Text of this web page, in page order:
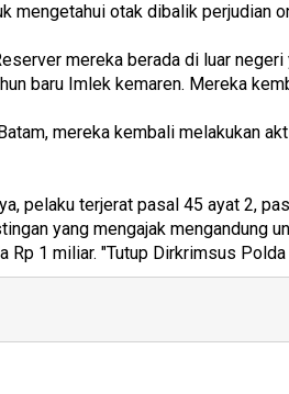
mengetahui otak dibalik perjudian
mereka berada di luar
baru Imlek kemaren. Mereka
mereka kembali melakukan
pelaku terjerat pasal 45 ayat 2,
yang mengajak mengandung
Rp 1 miliar. "Tutup Dirkrimsus